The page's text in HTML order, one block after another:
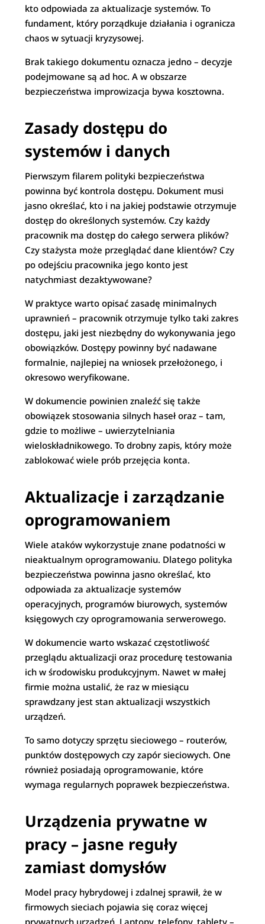
kto odpowiada za aktualizacje systemów. To
fundament, który porządkuje działania i ogranicza
chaos w sytuacji kryzysowej.
Brak takiego dokumentu oznacza jedno – decyzje
podejmowane są ad hoc. A w obszarze
bezpieczeństwa improwizacja bywa kosztowna.
Zasady dostępu do
systemów i danych
Pierwszym filarem polityki bezpieczeństwa
powinna być kontrola dostępu. Dokument musi
jasno określać, kto i na jakiej podstawie otrzymuje
dostęp do określonych systemów. Czy każdy
pracownik ma dostęp do całego serwera plików?
Czy stażysta może przeglądać dane klientów? Czy
po odejściu pracownika jego konto jest
natychmiast dezaktywowane?
W praktyce warto opisać zasadę minimalnych
uprawnień – pracownik otrzymuje tylko taki zakres
dostępu, jaki jest niezbędny do wykonywania jego
obowiązków. Dostępy powinny być nadawane
formalnie, najlepiej na wniosek przełożonego, i
okresowo weryfikowane.
W dokumencie powinien znaleźć się także
obowiązek stosowania silnych haseł oraz – tam,
gdzie to możliwe – uwierzytelniania
wieloskładnikowego. To drobny zapis, który może
zablokować wiele prób przejęcia konta.
Aktualizacje i zarządzanie
oprogramowaniem
Wiele ataków wykorzystuje znane podatności w
nieaktualnym oprogramowaniu. Dlatego polityka
bezpieczeństwa powinna jasno określać, kto
odpowiada za aktualizacje systemów
operacyjnych, programów biurowych, systemów
księgowych czy oprogramowania serwerowego.
W dokumencie warto wskazać częstotliwość
przeglądu aktualizacji oraz procedurę testowania
ich w środowisku produkcyjnym. Nawet w małej
firmie można ustalić, że raz w miesiącu
sprawdzany jest stan aktualizacji wszystkich
urządzeń.
To samo dotyczy sprzętu sieciowego – routerów,
punktów dostępowych czy zapór sieciowych. One
również posiadają oprogramowanie, które
wymaga regularnych poprawek bezpieczeństwa.
Urządzenia prywatne w
pracy – jasne reguły
zamiast domysłów
Model pracy hybrydowej i zdalnej sprawił, że w
firmowych sieciach pojawia się coraz więcej
prywatnych urządzeń. Laptopy, telefony, tablety –